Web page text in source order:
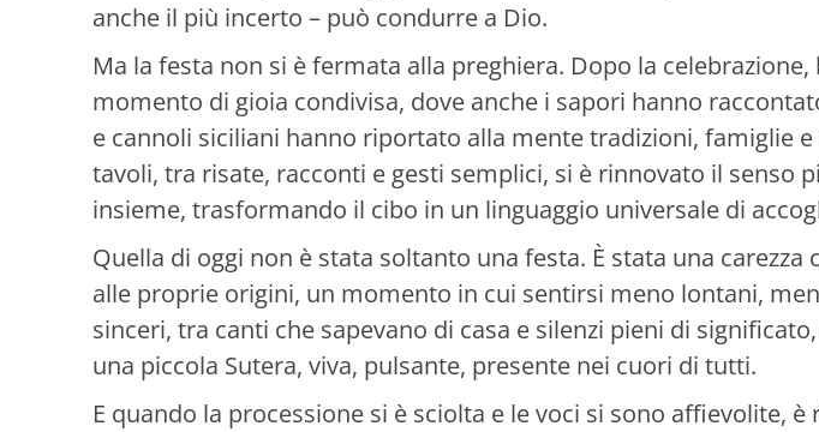
anche il più incerto – può condurre a Dio.
Ma la festa non si è fermata alla preghiera. Dopo la
momento di gioia condivisa, dove anche i sapori hanno
e cannoli siciliani hanno riportato alla mente tradizioni, famiglie
tavoli, tra risate, racconti e gesti semplici, si è rinnovato il senso
insieme, trasformando il cibo in un linguaggio universale di
Quella di oggi non è stata soltanto una festa. È stata una
alle proprie origini, un momento in cui sentirsi meno lontani,
sinceri, tra canti che sapevano di casa e silenzi pieni di
una piccola Sutera, viva, pulsante, presente nei cuori di tutti.
E quando la processione si è sciolta e le voci si sono affievolite,